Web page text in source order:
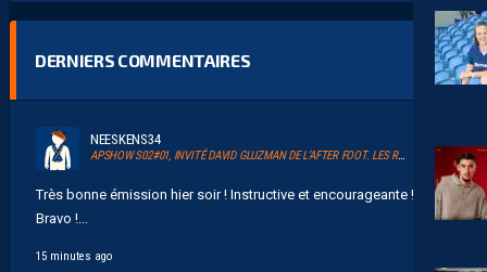
DERNIERS COMMENTAIRES
NEESKENS34
APSHOW S02#01, INVITÉ DAVID GLUZMAN DE L’AFTER FOOT. LES REPLAYS SONT DISPOS.
Très bonne émission hier soir ! Instructive et encourageante !
Bravo !...
15 minutes ago